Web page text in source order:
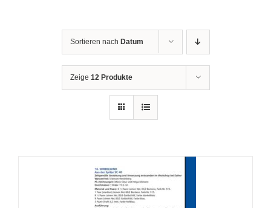
Sortieren nach Datum
Zeige 12 Produkte